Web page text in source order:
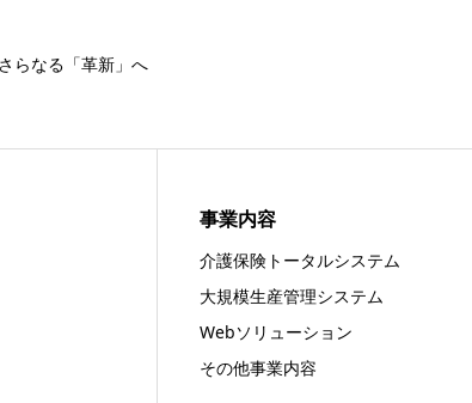
らなる「革新」へ
事業内容
介護保険トータルシステム
大規模生産管理システム
Webソリューション
その他事業内容